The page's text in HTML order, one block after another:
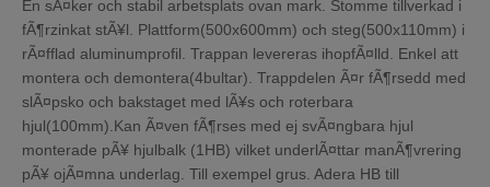
En sÃ¤ker och stabil arbetsplats ovan mark. Stomme tillverkad i
fÃ¶rzinkat stÃ¥l. Plattform(500x600mm) och steg(500x110mm) i
rÃ¤fflad aluminumprofil. Trappan levereras ihopfÃ¤lld. Enkel att
montera och demontera(4bultar). Trappdelen Ã¤r fÃ¶rsedd med
slÃ¤psko och bakstaget med lÃ¥s och roterbara
hjul(100mm).Kan Ã¤ven fÃ¶rses med ej svÃ¤ngbara hjul
monterade pÃ¥ hjulbalk (1HB) vilket underlÃ¤ttar manÃ¶vrering
pÃ¥ ojÃ¤mna underlag. Till exempel grus. Adera HB till